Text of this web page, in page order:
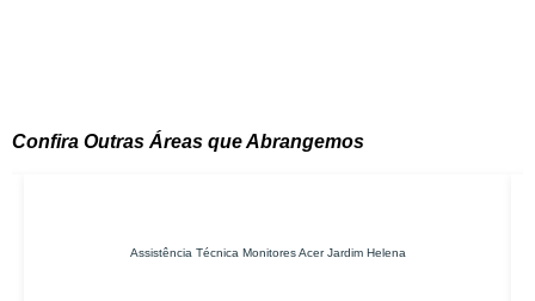
Confira Outras Áreas que Abrangemos
Assistência Técnica Monitores Acer Jardim Helena